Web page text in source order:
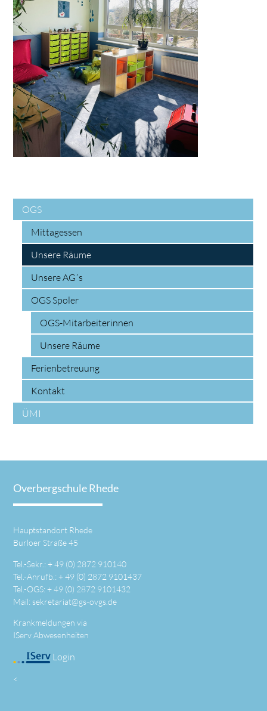
OGS
Mittagessen
Unsere Räume
Unsere AG´s
OGS Spoler
OGS-Mitarbeiterinnen
Unsere Räume
Ferienbetreuung
Kontakt
ÜMI
Overbergschule Rhede
Hauptstandort Rhede
Burloer Straße 45
Tel.-Sekr.: +49 (0) 2872 910140
Tel.-Anrufb.: +49 (0) 2872 9101437
Tel.-OGS: +49 (0) 2872 9101432
Mail: sekretariat@gs-ovgs.de
Krankmeldungen via
IServ Abwesenheiten
Login
<